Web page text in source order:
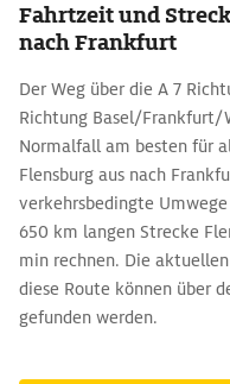
Fahrtzeit und
nach Frankfurt
Der Weg über die A 7
Richtung Basel/Frankfurt/
Normalfall am besten für
Flensburg aus nach
verkehrsbedingte
650 km langen Strecke
min rechnen. Die
diese Route können über
gefunden werden.